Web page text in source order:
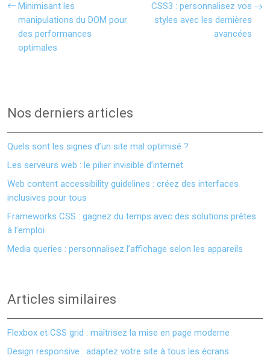
Minimisant les
manipulations du DOM pour
des performances
optimales
CSS3 : personnalisez vos
styles avec les dernières
avancées
Nos derniers articles
Quels sont les signes d’un site mal optimisé ?
Les serveurs web : le pilier invisible d’internet
Web content accessibility guidelines : créez des interfaces
inclusives pour tous
Frameworks CSS : gagnez du temps avec des solutions prêtes
à l’emploi
Media queries : personnalisez l’affichage selon les appareils
Articles similaires
Flexbox et CSS grid : maîtrisez la mise en page moderne
Design responsive : adaptez votre site à tous les écrans